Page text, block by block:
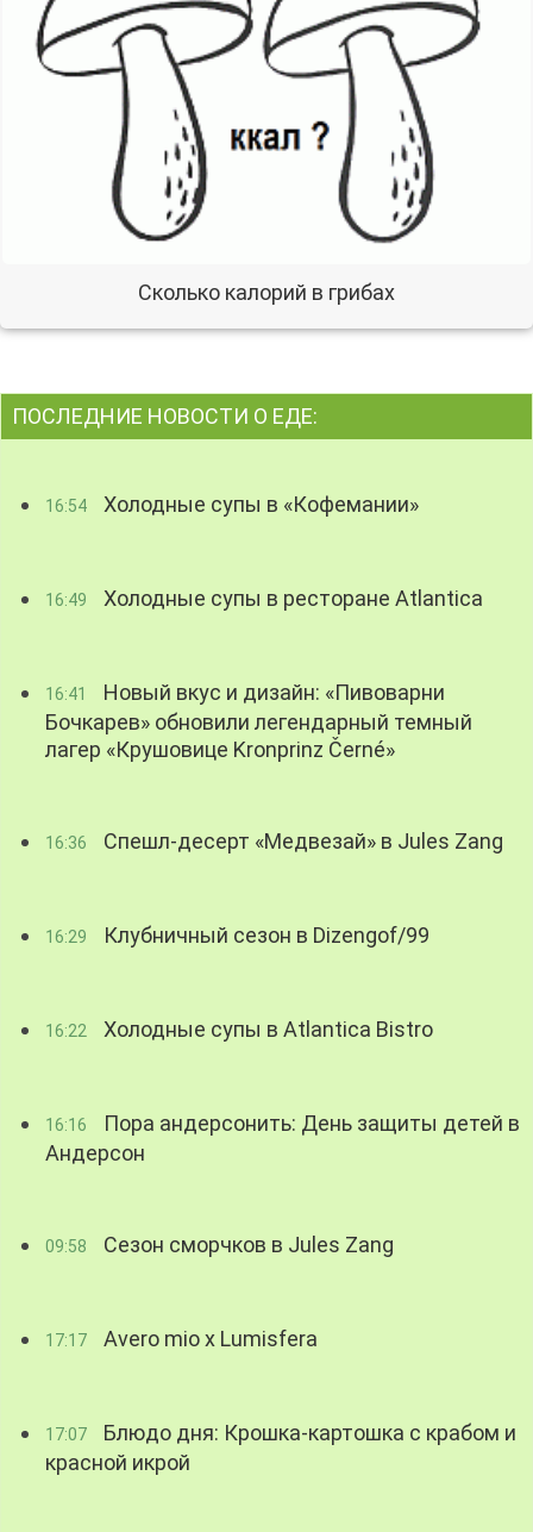
Сколько калорий в грибах
ПОСЛЕДНИЕ НОВОСТИ О ЕДЕ:
16:54 Холодные супы в «Кофемании»
16:49 Холодные супы в ресторане Atlantica
16:41
Новый вкус и дизайн: «Пивоварни
Бочкарев» обновили легендарный темный
лагер «Крушовице Kronprinz Černé»
16:36 Спешл-десерт «Медвезай» в Jules Zang
16:29 Клубничный сезон в Dizengof/99
16:22 Холодные супы в Atlantica Bistro
16:16
Пора андерсонить: День защиты детей в
Андерсон
09:58 Сезон сморчков в Jules Zang
17:17 Avero mio x Lumisfera
17:07
Блюдо дня: Крошка-картошка с крабом и
красной икрой